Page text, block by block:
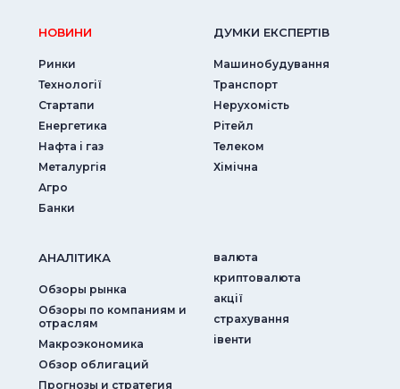
НОВИНИ
Ринки
Технології
Стартапи
Енергетика
Нафта і газ
Металургія
Агро
Банки
ДУМКИ ЕКСПЕРТIВ
Машинобудування
Транспорт
Нерухомість
Рітейл
Телеком
Хімічна
АНАЛIТИКА
Обзоры рынка
Обзоры по компаниям и
отраслям
Макроэкономика
Обзор облигаций
Прогнозы и стратегия
валюта
криптовалюта
акції
страхування
iвенти